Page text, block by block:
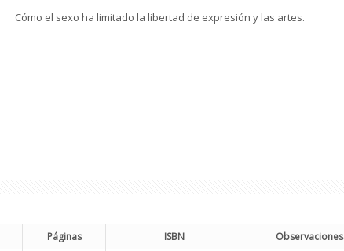
Cómo el sexo ha limitado la libertad de expresión y las artes.
Páginas ISBN Observaciones